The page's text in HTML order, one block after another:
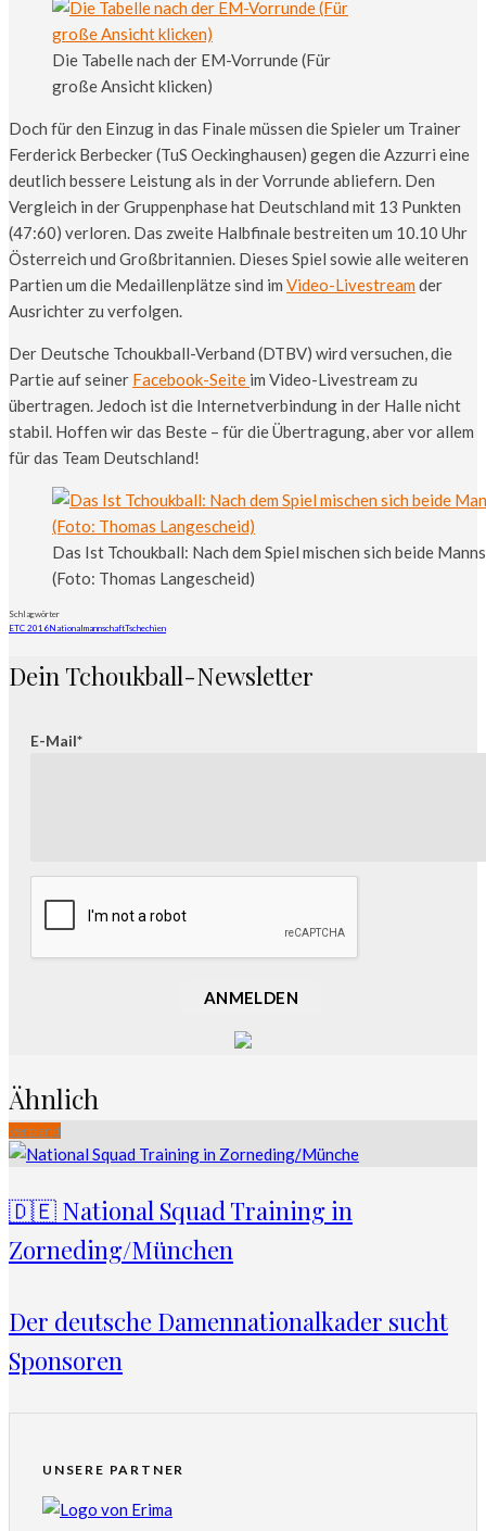
Die Tabelle nach der EM-Vorrunde (Für
große Ansicht klicken)
Doch für den Einzug in das Finale müssen die Spieler um Trainer
Ferderick Berbecker (TuS Oeckinghausen) gegen die Azzurri eine
deutlich bessere Leistung als in der Vorrunde abliefern. Den
Vergleich in der Gruppenphase hat Deutschland mit 13 Punkten
(47:60) verloren. Das zweite Halbfinale bestreiten um 10.10 Uhr
Österreich und Großbritannien. Dieses Spiel sowie alle weiteren
Partien um die Medaillenplätze sind im Video-Livestream der
Ausrichter zu verfolgen.
Der Deutsche Tchoukball-Verband (DTBV) wird versuchen, die
Partie auf seiner Facebook-Seite im Video-Livestream zu
übertragen. Jedoch ist die Internetverbindung in der Halle nicht
stabil. Hoffen wir das Beste – für die Übertragung, aber vor allem
für das Team Deutschland!
Das Ist Tchoukball: Nach dem Spiel mischen sich beide
(Foto: Thomas Langescheid)
Schlagwörter
ETC 2016NationalmannschaftTschechien
Dein Tchoukball-Newsletter
E-Mail*
ANMELDEN
Ähnlich
Verband
🇩🇪 National Squad Training in
Zorneding/München
Der deutsche Damennationalkader sucht
Sponsoren
UNSERE PARTNER